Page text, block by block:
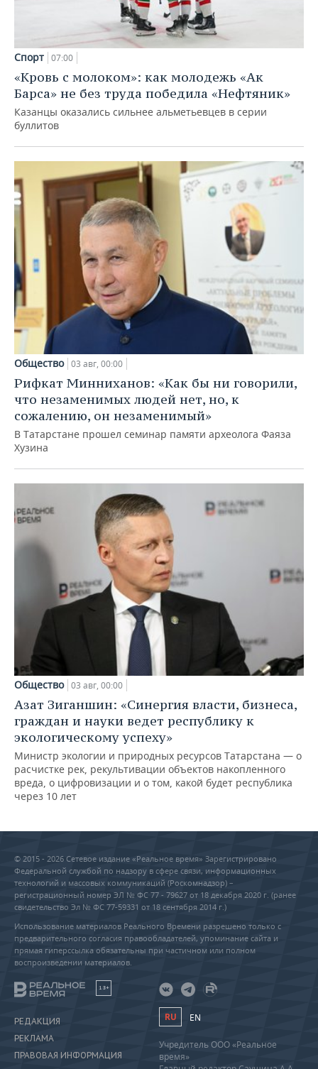
Спорт 07:00
«Кровь с молоком»: как молодежь «Ак
Барса» не без труда победила «Нефтяник»
Казанцы оказались сильнее альметьевцев в серии
буллитов
Общество 03 авг, 00:00
Рифкат Минниханов: «Как бы ни говорили,
что незаменимых людей нет, но, к
сожалению, он незаменимый»
В Татарстане прошел семинар памяти археолога Фаяза
Хузина
Общество 03 авг, 00:00
Азат Зиганшин: «Синергия власти, бизнеса,
граждан и науки ведет республику к
экологическому успеху»
Министр экологии и природных ресурсов Татарстана — о
расчистке рек, рекультивации объектов накопленного
вреда, о цифровизации и о том, какой будет республика
через 10 лет
© 2015 - 2026 Сетевое издание «Реальное время» Зарегистрировано
Федеральной службой по надзору в сфере связи, информационных
технологий и массовых коммуникаций (Роскомнадзор) –
регистрационный номер ЭЛ № ФС 77 - 79627 от 18 декабря 2020 г. (ранее
свидетельство Эл № ФС 77-59331 от 18 сентября 2014 г.)
Использование материалов Реального Времени разрешено только с
предварительного согласия правообладателей, упоминание сайта и
прямая гиперссылка обязательны при частичном или полном
воспроизведении материалов.
18+
РЕДАКЦИЯ
РЕКЛАМА
ПРАВОВАЯ ИНФОРМАЦИЯ
RU EN
Учредитель ООО «Реальное
время»